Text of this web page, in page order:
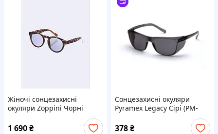
Жіночі сонцезахисні
окуляри Zoppini Чорні
1 690₴
Сонцезахисні окуляри
Pyramex Legacy Сірі (PM-
378₴